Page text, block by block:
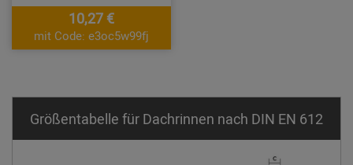
10,27 €
mit Code: e3oc5w99fj
Größentabelle für Dachrinnen nach DIN EN 612